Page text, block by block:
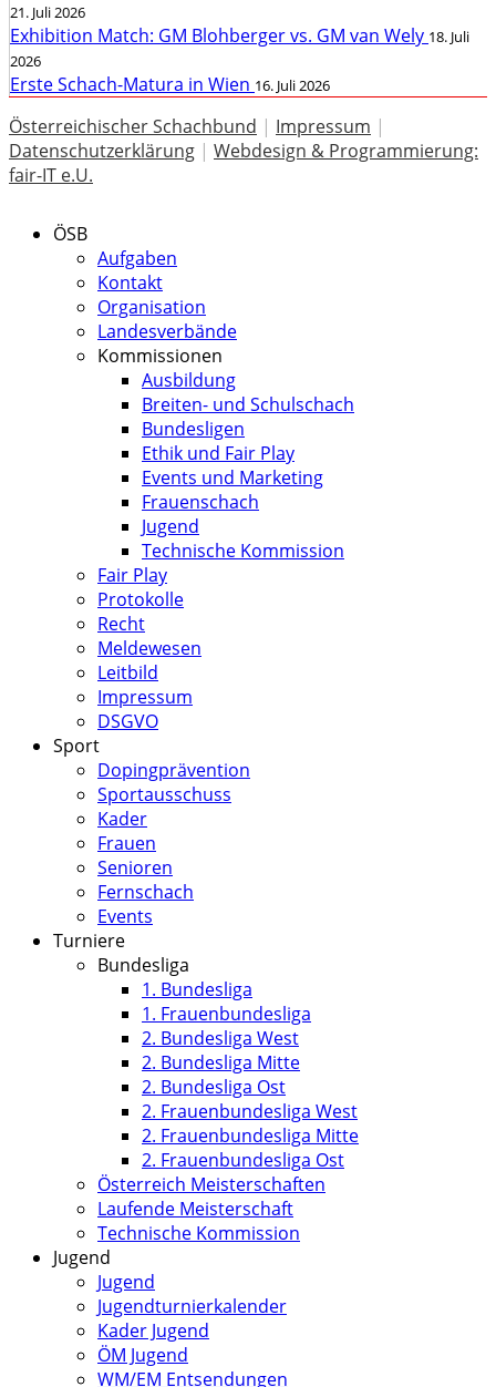
21. Juli 2026
Exhibition Match: GM Blohberger vs. GM van Wely 18. Juli
2026
Erste Schach-Matura in Wien 16. Juli 2026
Österreichischer Schachbund | Impressum |
Datenschutzerklärung | Webdesign & Programmierung:
fair-IT e.U.
ÖSB
Aufgaben
Kontakt
Organisation
Landesverbände
Kommissionen
Ausbildung
Breiten- und Schulschach
Bundesligen
Ethik und Fair Play
Events und Marketing
Frauenschach
Jugend
Technische Kommission
Fair Play
Protokolle
Recht
Meldewesen
Leitbild
Impressum
DSGVO
Sport
Dopingprävention
Sportausschuss
Kader
Frauen
Senioren
Fernschach
Events
Turniere
Bundesliga
1. Bundesliga
1. Frauenbundesliga
2. Bundesliga West
2. Bundesliga Mitte
2. Bundesliga Ost
2. Frauenbundesliga West
2. Frauenbundesliga Mitte
2. Frauenbundesliga Ost
Österreich Meisterschaften
Laufende Meisterschaft
Technische Kommission
Jugend
Jugend
Jugendturnierkalender
Kader Jugend
ÖM Jugend
WM/EM Entsendungen